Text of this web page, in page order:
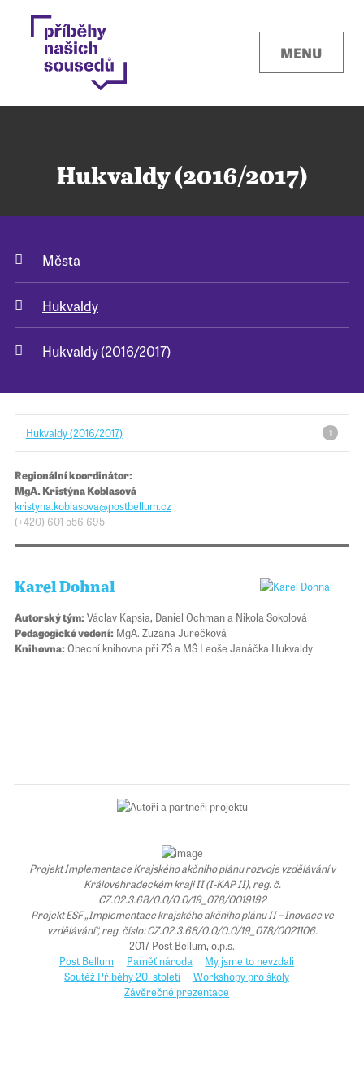
MENU
Kontakty
Místa
O projektu
Pro města
Příběhy našich sousedů
Hukvaldy (2016/2017)
Města
Hukvaldy
Hukvaldy (2016/2017)
Hukvaldy (2016/2017) 1
Regionální koordinátor:
MgA. Kristýna Koblasová
kristyna.koblasova@​​postbellum.cz
(+420) 601 556 695
Karel Dohnal
Autorský tým:Václav Kapsia, Daniel Ochman a Nikola Sokolová
Pedagogické vedení: MgA. Zuzana Jurečková
Knihovna:Obecní knihovna při ZŠ a MŠ Leoše Janáčka Hukvaldy
Projekt Implementace Krajského akčního plánu rozvoje vzdělávání v
Královéhradeckém kraji II (I-KAP II), reg. č.
CZ.02.3.68/0.0/0.0/19_078/0019192
Projekt ESF „Implementace krajského akčního plánu II – Inovace ve
vzdělávání“, reg. číslo: CZ.02.3.68/0.0/0.0/19_078/0021106.
2017 Post Bellum, o.p.s.
Post Bellum
Paměť národa
My jsme to nevzdali
Soutěž Příběhy 20. století
Workshopy pro školy
Závěrečné prezentace